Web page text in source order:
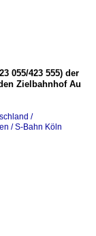
055/423 555) der
Zielbahnhof Au
/
/ S-Bahn Köln